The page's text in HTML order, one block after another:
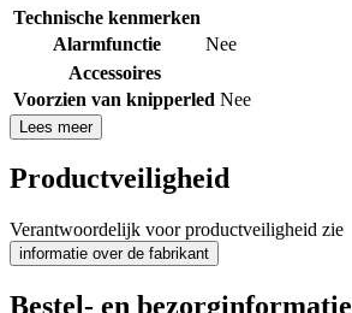
Technische kenmerken
Alarmfunctie
Nee
Accessoires
Voorzien van knipperled Nee
Lees meer
Productveiligheid
Verantwoordelijk voor productveiligheid zie
informatie over de fabrikant
Bestel- en bezorginformatie